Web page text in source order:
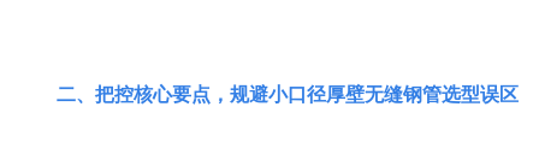
二、把控核心要点，规避小口径厚壁无缝钢管选型误区